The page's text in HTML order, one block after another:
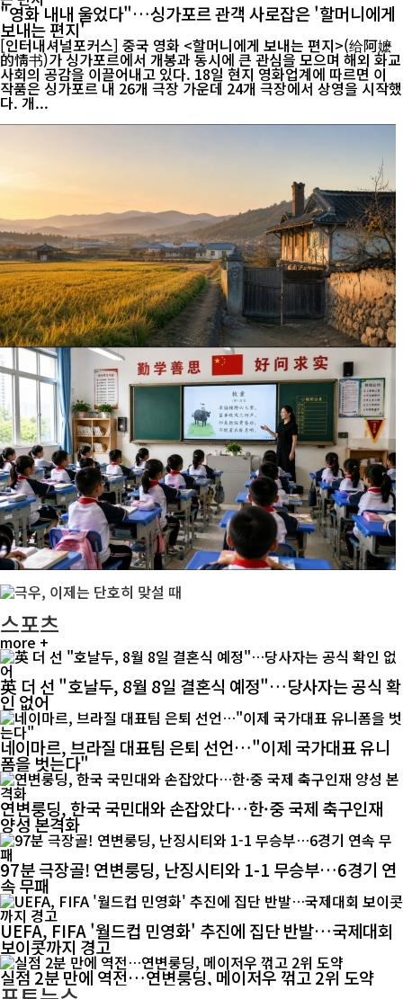
"영화 내내 울었다"…싱가포르 관객 사로잡은 '할머니에게
보내는 편지'
[인터내셔널포커스] 중국 영화 <할머니에게 보내는 편지>(给阿嬷
的情书)가 싱가포르에서 개봉과 동시에 큰 관심을 모으며 해외 화교
사회의 공감을 이끌어내고 있다. 18일 현지 영화업계에 따르면 이
작품은 싱가포르 내 26개 극장 가운데 24개 극장에서 상영을 시작했
다. 개...
스포츠
more +
英 더 선 "호날두, 8월 8일 결혼식 예정"…당사자는 공식 확
인 없어
네이마르, 브라질 대표팀 은퇴 선언…"이제 국가대표 유니
폼을 벗는다"
연변룽딩, 한국 국민대와 손잡았다…한·중 국제 축구인재
양성 본격화
97분 극장골! 연변룽딩, 난징시티와 1-1 무승부…6경기 연
속 무패
UEFA, FIFA '월드컵 민영화' 추진에 집단 반발…국제대회
보이콧까지 경고
실점 2분 만에 역전…연변룽딩, 메이저우 꺾고 2위 도약